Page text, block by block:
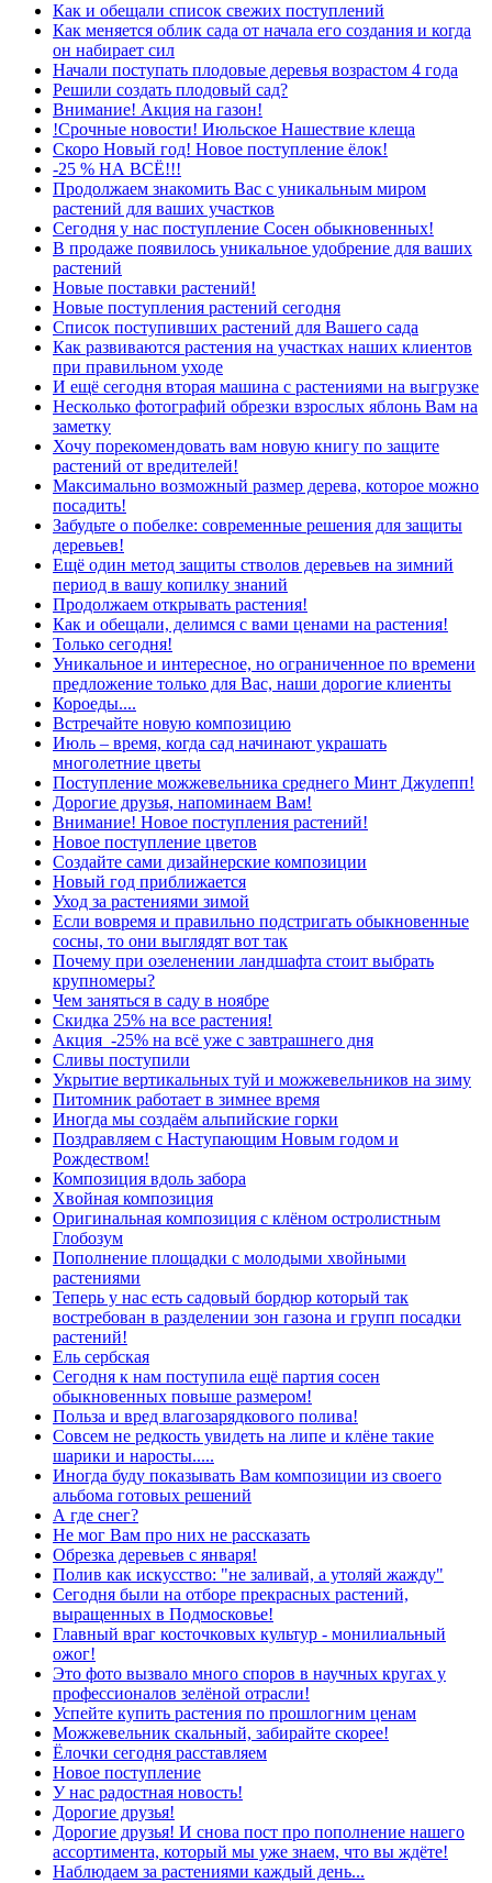
Как и обещали список свежих поступлений
Как меняется облик сада от начала его создания и когда
он набирает сил
Начали поступать плодовые деревья возрастом 4 года
Решили создать плодовый сад?
Внимание! Акция на газон!
!Срочные новости! Июльское Нашествие клеща
Скоро Новый год! Новое поступление ёлок!
-25 % НА ВСЁ!!!
Продолжаем знакомить Вас с уникальным миром
растений для ваших участков
Сегодня у нас поступление Сосен обыкновенных!
В продаже появилось уникальное удобрение для ваших
растений
Новые поставки растений!
Новые поступления растений сегодня
Список поступивших растений для Вашего сада
Как развиваются растения на участках наших клиентов
при правильном уходе
И ещё сегодня вторая машина с растениями на выгрузке
Несколько фотографий обрезки взрослых яблонь Вам на
заметку
Хочу порекомендовать вам новую книгу по защите
растений от вредителей!
Максимально возможный размер дерева, которое можно
посадить!
Забудьте о побелке: современные решения для защиты
деревьев!
Ещё один метод защиты стволов деревьев на зимний
период в вашу копилку знаний
Продолжаем открывать растения!
Как и обещали, делимся с вами ценами на растения!
Только сегодня!
Уникальное и интересное, но ограниченное по времени
предложение только для Вас, наши дорогие клиенты
Короеды....
Встречайте новую композицию
Июль – время, когда сад начинают украшать
многолетние цветы
Поступление можжевельника среднего Минт Джулепп!
Дорогие друзья, напоминаем Вам!
Внимание! Новое поступления растений!
Новое поступление цветов
Создайте сами дизайнерские композиции
Новый год приближается
Уход за растениями зимой
Если вовремя и правильно подстригать обыкновенные
сосны, то они выглядят вот так
Почему при озеленении ландшафта стоит выбрать
крупномеры?
Чем заняться в саду в ноябре
Скидка 25% на все растения!
Акция -25% на всё уже с завтрашнего дня
Сливы поступили
Укрытие вертикальных туй и можжевельников на зиму
Питомник работает в зимнее время
Иногда мы создаём альпийские горки
Поздравляем с Наступающим Новым годом и
Рождеством!
Композиция вдоль забора
Хвойная композиция
Оригинальная композиция с клёном остролистным
Глобозум
Пополнение площадки с молодыми хвойными
растениями
Теперь у нас есть садовый бордюр который так
востребован в разделении зон газона и групп посадки
растений!
Ель сербская
Сегодня к нам поступила ещё партия сосен
обыкновенных повыше размером!
Польза и вред влагозарядкового полива!
Совсем не редкость увидеть на липе и клёне такие
шарики и наросты.....
Иногда буду показывать Вам композиции из своего
альбома готовых решений
А где снег?
Не мог Вам про них не рассказать
Обрезка деревьев с января!
Полив как искусство: "не заливай, а утоляй жажду"
Сегодня были на отборе прекрасных растений,
выращенных в Подмосковье!
Главный враг косточковых культур - монилиальный
ожог!
Это фото вызвало много споров в научных кругах у
профессионалов зелёной отрасли!
Успейте купить растения по прошлогним ценам
Можжевельник скальный, забирайте скорее!
Ёлочки сегодня расставляем
Новое поступление
У нас радостная новость!
Дорогие друзья!
Дорогие друзья! И снова пост про пополнение нашего
ассортимента, который мы уже знаем, что вы ждёте!
Наблюдаем за растениями каждый день...